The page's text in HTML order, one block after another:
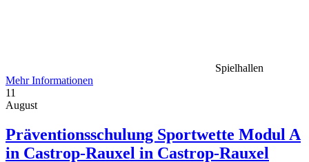
Spielhallen
Mehr Informationen
11
August
Präventionsschulung Sportwette Modul A
in Castrop-Rauxel in Castrop-Rauxel